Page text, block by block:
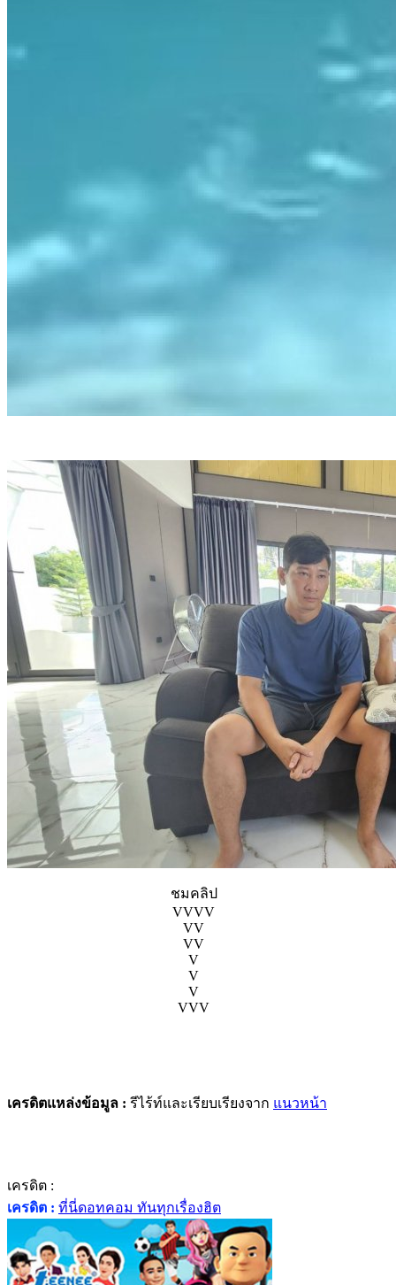
ชมคลิป
VVVV
VV
VV
V
V
V
VVV
เครดิตแหล่งข้อมูล : รีไร้ท์และเรียบเรียงจาก แนวหน้า
เครดิต :
เครดิต : ที่นี่ดอทคอม ทันทุกเรื่องฮิต